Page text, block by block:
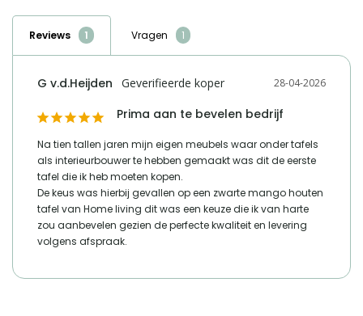
adres verantwoordelijke
marktdeelnemer in de eu
marktdeelnemer in de eu
compliance@homeliving.nl
marktdeelnemer in de eu
+31 (0)85 - 130 25 89
Vergelijk met alternatieven
en vormt een opvallend contrast met het Deens ovale
blad.
Omdat de tafel is gemaakt van natuurlijke materialen, kan
heeft daardoor een eigen uitstraling.
materialen, wat resulteert in duurzame producten van hoge kwaliteit.
Reviews Vragen
28-04-2026
G v.d.Heijden
Prima aan te bevelen bedrijf
Na tien tallen jaren mijn eigen meubels waar onder tafels
als interieurbouwer te hebben gemaakt was dit de eerste
tafel die ik heb moeten kopen.
De keus was hierbij gevallen op een zwarte mango houten
tafel van Home living dit was een keuze die ik van harte
zou aanbevelen gezien de perfecte kwaliteit en levering
volgens afspraak.